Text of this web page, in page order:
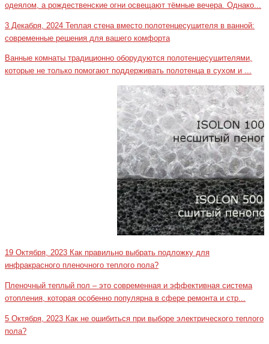
одеялом, а рождественские огни освещают тёмные вечера. Однако...
3 Декабря, 2024 Теплая стена вместо полотенцесушителя в ванной:
современные решения для вашего комфорта
Ванные комнаты традиционно оборудуются полотенцесушителями,
которые не только помогают поддерживать полотенца в сухом и ...
19 Октября, 2023 Как правильно выбрать подложку для
инфракрасного пленочного теплого пола?
Пленочный теплый пол – это современная и эффективная система
отопления, которая особенно популярна в сфере ремонта и стр...
5 Октября, 2023 Как не ошибиться при выборе электрического теплого
пола?